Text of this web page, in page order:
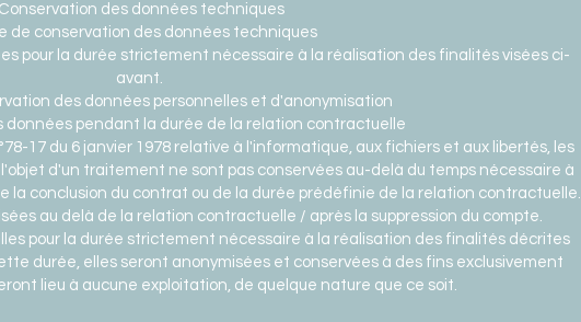
Conservation des données techniques
de conservation des données techniques
pour la durée strictement nécessaire à la réalisation des finalités visées ci-
avant.
des données personnelles et d'anonymisation
données pendant la durée de la relation contractuelle
17 du 6 janvier 1978 relative à l'informatique, aux fichiers et aux libertés, les
d'un traitement ne sont pas conservées au-delà du temps nécessaire à
la conclusion du contrat ou de la durée prédéfinie de la relation contractuelle.
au delà de la relation contractuelle / après la suppression du compte.
pour la durée strictement nécessaire à la réalisation des finalités décrites
durée, elles seront anonymisées et conservées à des fins exclusivement
lieu à aucune exploitation, de quelque nature que ce soit.